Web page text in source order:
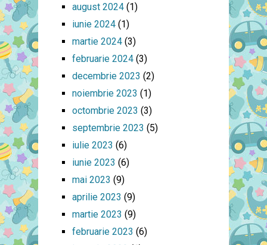
august 2024(1)
iunie 2024(1)
martie 2024(3)
februarie 2024(3)
decembrie 2023 (2)
noiembrie 2023 (1)
octombrie 2023 (3)
septembrie 2023 (5)
iulie 2023 (6)
iunie 2023 (6)
mai 2023 (9)
aprilie 2023 (9)
martie 2023 (9)
februarie 2023 (6)